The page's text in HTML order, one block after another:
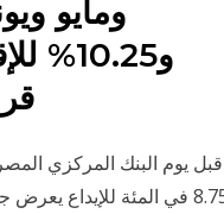
و8.75 في المئة للإيداع